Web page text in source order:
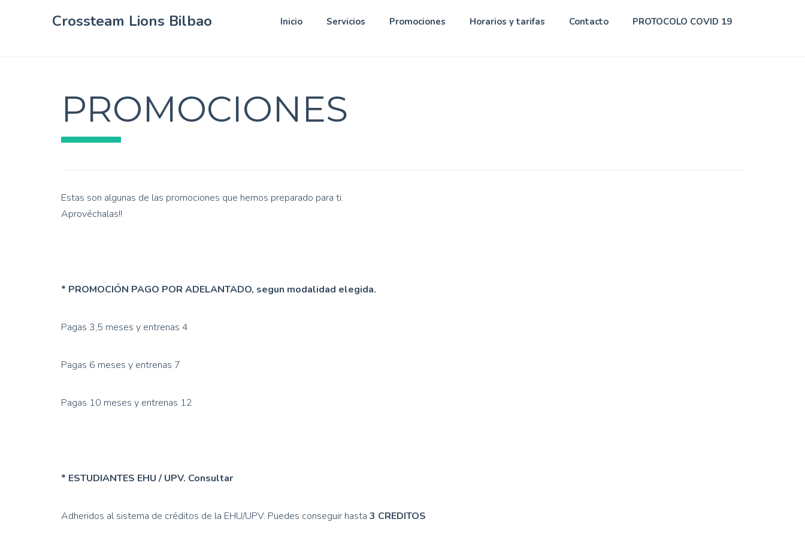
Crossteam Lions Bilbao Inicio Servicios Promociones Horarios y tarifas Contacto PROTOCOLO COVID 19
PROMOCIONES
Estas son algunas de las promociones que hemos preparado para ti.
Aprovéchalas!!
* PROMOCIÓN PAGO POR ADELANTADO, segun modalidad elegida.
Pagas 3,5 meses y entrenas 4
Pagas 6 meses y entrenas 7
Pagas 10 meses y entrenas 12
* ESTUDIANTES EHU / UPV. Consultar
Adheridos al sistema de créditos de la EHU/UPV. Puedes conseguir hasta 3 CREDITOS